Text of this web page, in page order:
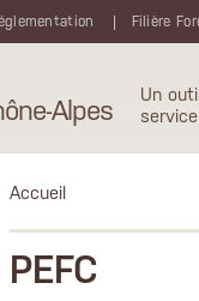
Filière
Alpes
Un
Accueil
PEFC